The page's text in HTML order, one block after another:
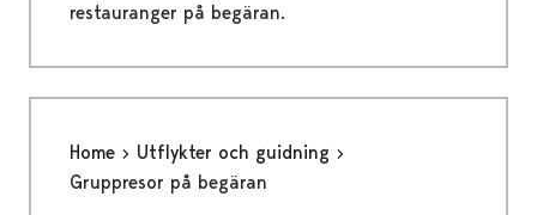
restauranger på begäran.
Home
Utflykter och guidning
Gruppresor på begäran